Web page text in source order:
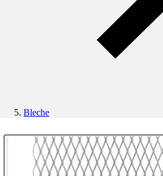
Bleche